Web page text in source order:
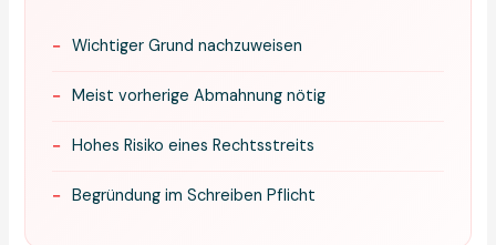
− Wichtiger Grund nachzuweisen
− Meist vorherige Abmahnung nötig
− Hohes Risiko eines Rechtsstreits
− Begründung im Schreiben Pflicht